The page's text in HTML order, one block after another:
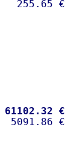
61102.32 €